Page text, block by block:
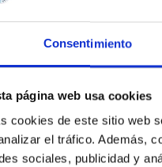
Consentimiento
página web usa cookies
cookies de este sitio web
el tráfico. Además,
sociales, publicidad y
with Dense
model of star formation,
showed instead,